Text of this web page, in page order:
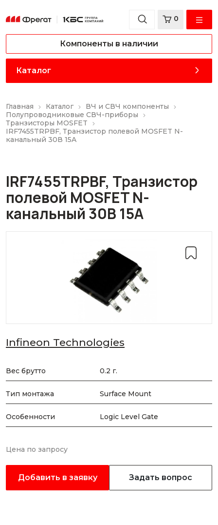
0
Компоненты в наличии
Каталог
Главная Каталог
ВЧ и СВЧ компоненты
Полупроводниковые СВЧ-приборы
Транзисторы MOSFET
IRF7455TRPBF, Транзистор полевой MOSFET N-
канальный 30В 15A
IRF7455TRPBF, Транзистор
полевой MOSFET N-
канальный 30В 15A
Infineon Technologies
Вес брутто 0.2 г.
Тип монтажа Surface Mount
Особенности Logic Level Gate
Цена по запросу
Добавить в заявку Задать вопрос